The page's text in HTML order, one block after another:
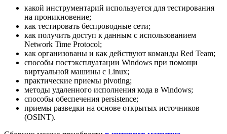
какой инструментарий используется для тестирования
на проникновение;
как тестировать беспроводные сети;
как получить доступ к данным с использованием
Network Time Protocol;
как организованы и как действуют команды Red Team;
способы постэксплуатации Windows при помощи
виртуальной машины с Linux;
практические приемы pivoting;
методы удаленного исполнения кода в Windows;
способы обеспечения persistence;
приемы разведки на основе открытых источников
(OSINT).